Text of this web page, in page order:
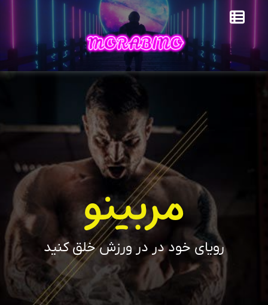
مربینو
رویای خود در در ورزش خلق کنید